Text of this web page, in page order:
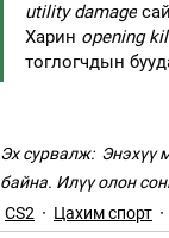
utility damage
Харин opening
тоглогчдын
Эх сурвалж:  Энэхүү
байна. Илүү олон
CS2
Цахим спорт